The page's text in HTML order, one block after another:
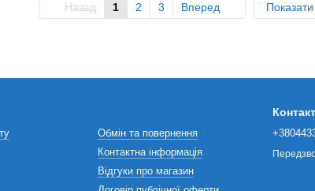
Назад 1 2 3 Вперед
Обмін та повернення
Контактна інформація
Відгуки про магазин